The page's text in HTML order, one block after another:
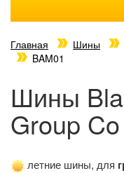
Главная Шины
BAM01
Шины
Group
летние шины, для